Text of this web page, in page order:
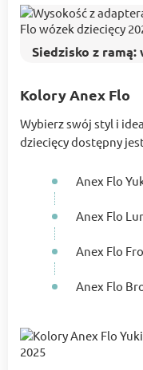
Siedzisko z
Kolory Anex Flo
Wybierz swój styl i
dziecięcy dostępny
Anex Flo
Anex Flo
Anex Flo
Anex Flo